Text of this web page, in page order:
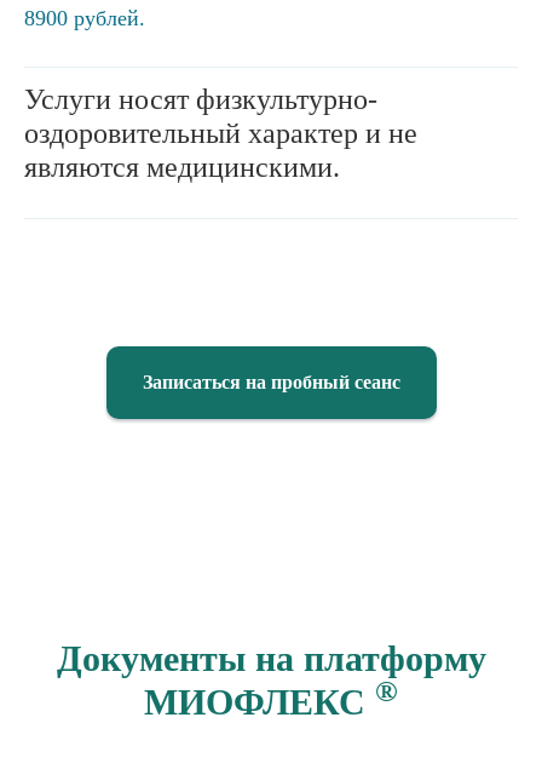
8900 рублей.
Услуги носят физкультурно-
оздоровительный характер и не
являются медицинскими.
Записаться на пробный сеанс
Документы на платформу
МИОФЛЕКС ®